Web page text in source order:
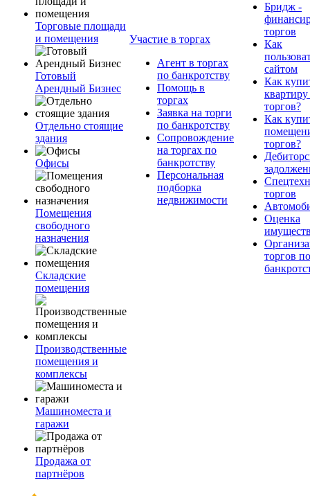
Торговые площади
и помещения
Готовый
Арендный Бизнес
Отдельно стоящие
здания
Офисы
Помещения
свободного
назначения
Складские
помещения
Производственные
помещения и
комплексы
Машиноместа и
гаражи
Продажа от
партнёров
Участие в торгах
Агент в торгах
по банкротству
Помощь в
торгах
Заявка на торги
по банкротству
Сопровождение
на торгах по
банкротству
Персональная
подборка
недвижимости
Бридж -
торгов
Как
сайтом
Как
квартиру
торгов?
Как
торгов?
торгов
Оценка
торгов по